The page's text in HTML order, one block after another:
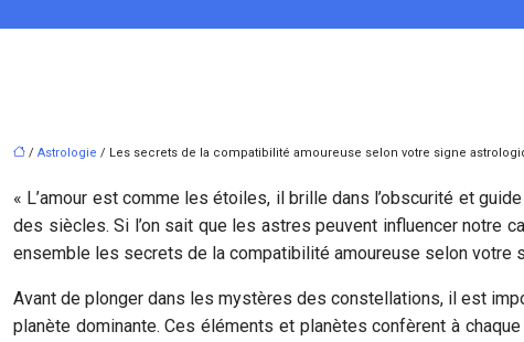
/ Astrologie / Les secrets de la compatibilité amoureuse selon votre signe
« L’amour est comme les étoiles, il brille dans l’obscurité et
des siècles. Si l’on sait que les astres peuvent influencer notre
ensemble les secrets de la compatibilité amoureuse selon votre
Avant de plonger dans les mystères des constellations, il est
planète dominante. Ces éléments et planètes confèrent à